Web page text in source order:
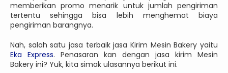
memberikan promo menarik untuk jumlah pengiriman
tertentu sehingga bisa lebih menghemat biaya
pengiriman barangnya.
Nah, salah satu jasa terbaik jasa Kirim Mesin Bakery yaitu
Eka Express. Penasaran kan dengan jasa kirim Mesin
Bakery ini? Yuk, kita simak ulasannya berikut ini.